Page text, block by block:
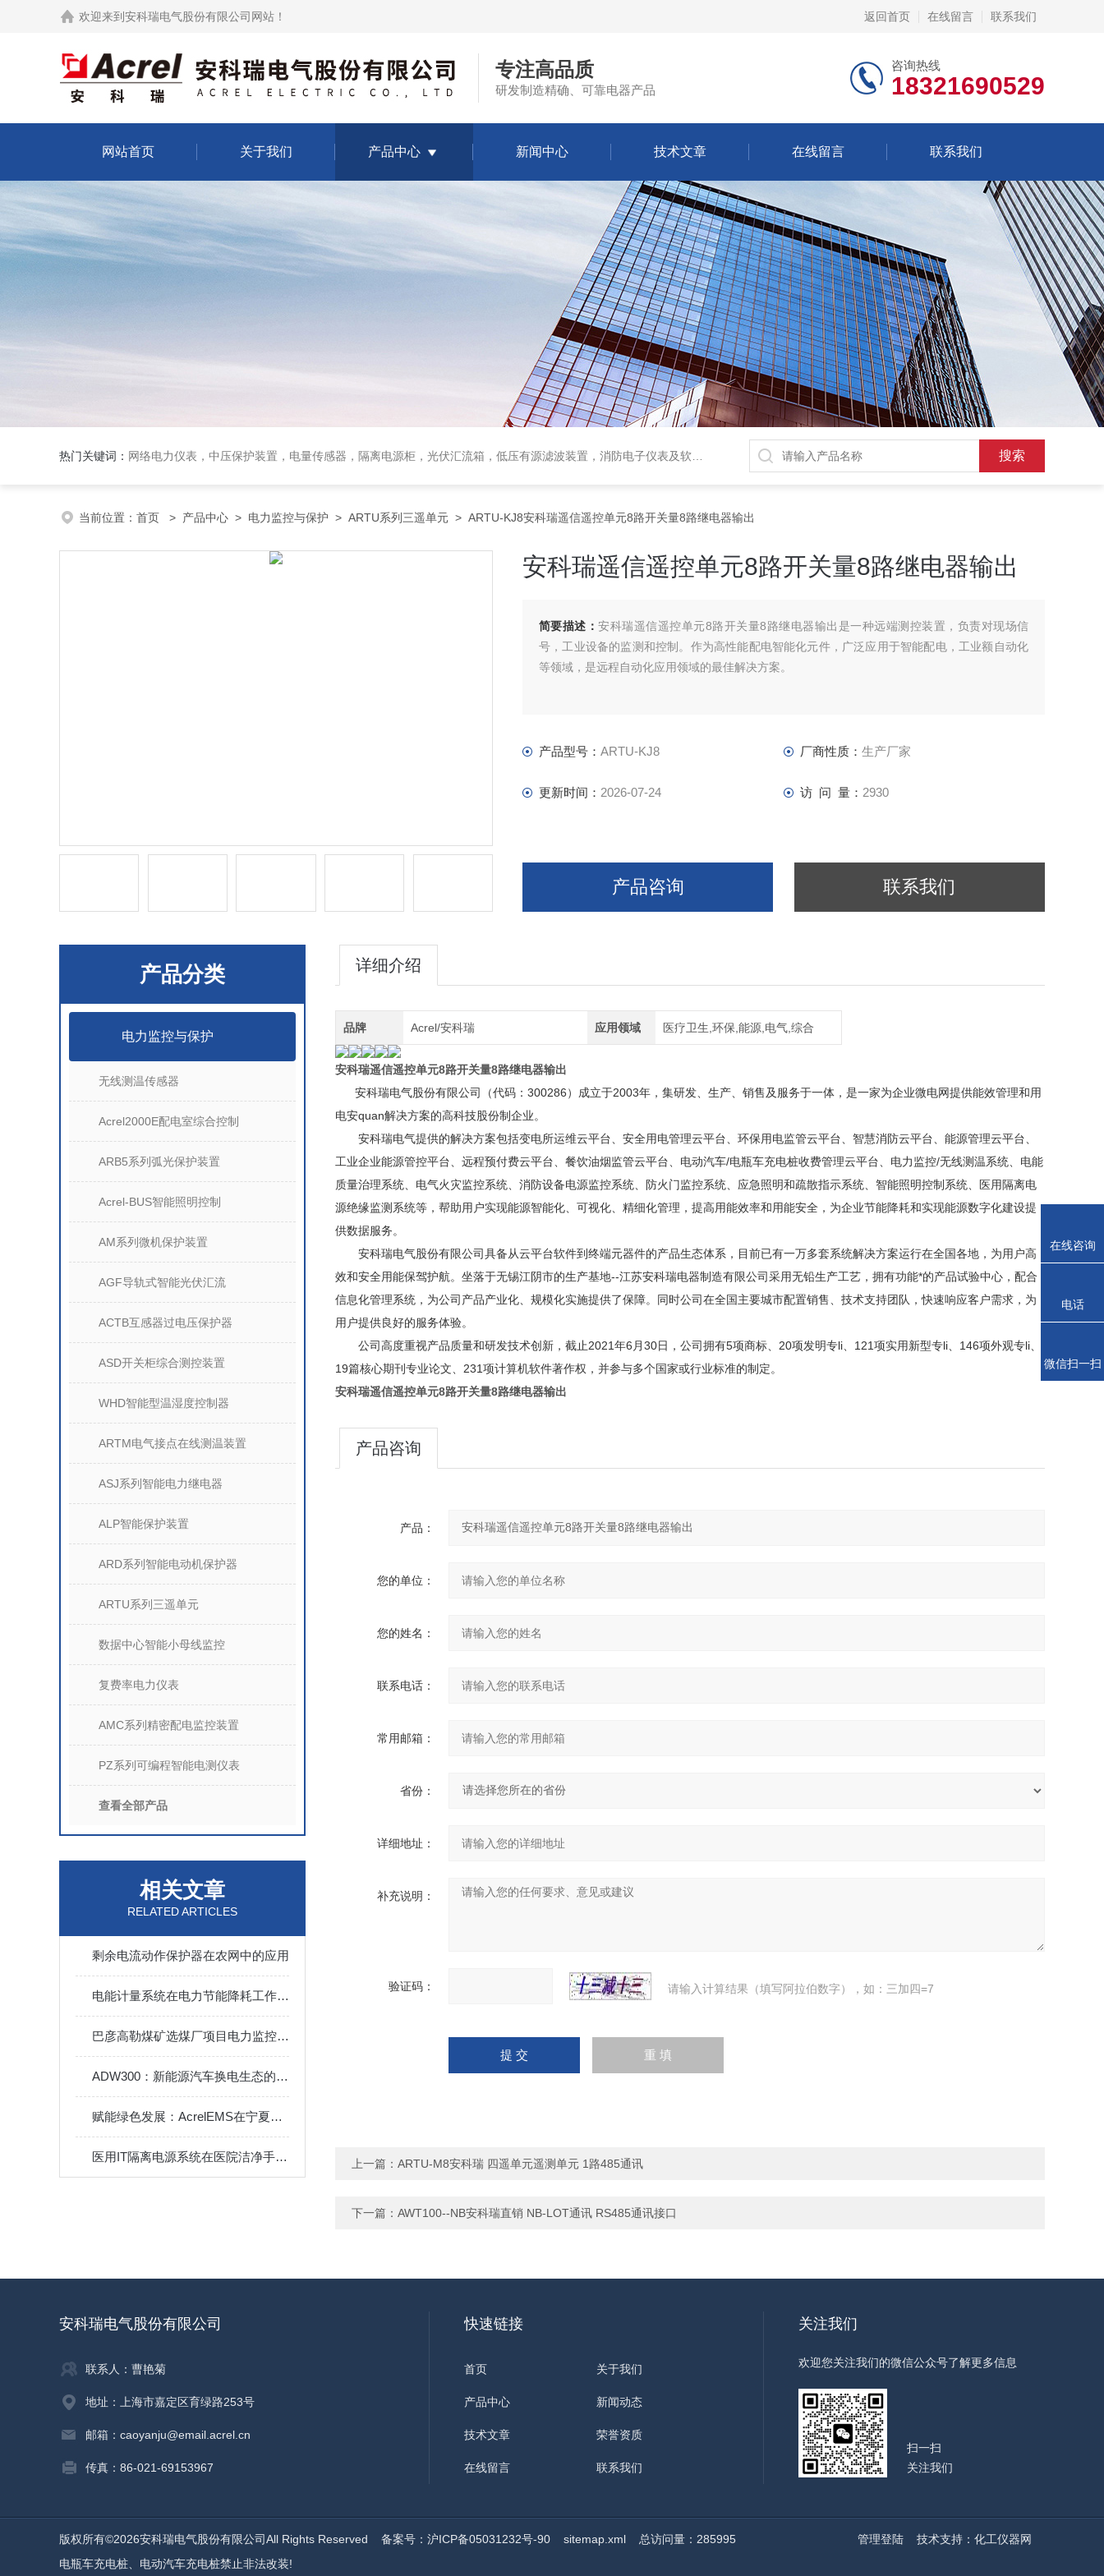
欢迎来到 安科瑞电气股份有限公司网站 ！ 返回首页 在线留言 联系我们
专注高品质
研发制造精确、可靠电器产品
咨询热线
18321690529
网站首页 关于我们 产品中心 新闻中心 技术文章 在线留言 联系我们
热门关键词： 网络电力仪表，中压保护装置，电量传感器，隔离电源柜，光伏汇流箱，低压有源滤波装置，消防电子仪表及软件保护装置
当前位置： 首页 > 产品中心 > 电力监控与保护 > ARTU系列三遥单元 > ARTU-KJ8安科瑞遥信遥控单元8路开关量8路继电器输出
安科瑞遥信遥控单元8路开关量8路继电器输出
简要描述：安科瑞遥信遥控单元8路开关量8路继电器输出是一种远端测控装置，负责对现场信
号，工业设备的监测和控制。作为高性能配电智能化元件，广泛应用于智能配电，工业额自动化
等领域，是远程自动化应用领域的最佳解决方案。
产品型号： ARTU-KJ8 厂商性质： 生产厂家
更新时间： 2026-07-24 访 问 量： 2930
产品咨询 联系我们
产品分类
电力监控与保护
无线测温传感器
Acrel2000E配电室综合控制
ARB5系列弧光保护装置
Acrel-BUS智能照明控制
AM系列微机保护装置
AGF导轨式智能光伏汇流
ACTB互感器过电压保护器
ASD开关柜综合测控装置
WHD智能型温湿度控制器
ARTM电气接点在线测温装置
ASJ系列智能电力继电器
ALP智能保护装置
ARD系列智能电动机保护器
ARTU系列三遥单元
数据中心智能小母线监控
复费率电力仪表
AMC系列精密配电监控装置
PZ系列可编程智能电测仪表
查看全部产品
相关文章
RELATED ARTICLES
剩余电流动作保护器在农网中的应用
电能计量系统在电力节能降耗工作中的应用
巴彦高勒煤矿选煤厂项目电力监控系统的设计与应用
ADW300：新能源汽车换电生态的 “精准计量基石”
赋能绿色发展：AcrelEMS在宁夏地区的深度落地与应用实践
医用IT隔离电源系统在医院洁净手术室的电气设计与应用
详细介绍
品牌 Acrel/安科瑞 应用领域 医疗卫生,环保,能源,电气,综合
安科瑞遥信遥控单元8路开关量8路继电器输出
安科瑞电气股份有限公司（代码：300286）成立于2003年，集研发、生产、销售及服务于一体，是一家为企业微电网提供能效管理和用
电安quan解决方案的高科技股份制企业。
安科瑞电气提供的解决方案包括变电所运维云平台、安全用电管理云平台、环保用电监管云平台、智慧消防云平台、能源管理云平台、
工业企业能源管控平台、远程预付费云平台、餐饮油烟监管云平台、电动汽车/电瓶车充电桩收费管理云平台、电力监控/无线测温系统、电能
质量治理系统、电气火灾监控系统、消防设备电源监控系统、防火门监控系统、应急照明和疏散指示系统、智能照明控制系统、医用隔离电
源绝缘监测系统等，帮助用户实现能源智能化、可视化、精细化管理，提高用能效率和用能安全，为企业节能降耗和实现能源数字化建设提
供数据服务。
安科瑞电气股份有限公司具备从云平台软件到终端元器件的产品生态体系，目前已有一万多套系统解决方案运行在全国各地，为用户高
效和安全用能保驾护航。坐落于无锡江阴市的生产基地--江苏安科瑞电器制造有限公司采用无铅生产工艺，拥有功能*的产品试验中心，配合
信息化管理系统，为公司产品产业化 、规模化实施提供了保障。同时公司在全国主要城市配置销售、技术支持团队，快速响应客户需求，为
用户提供良好的服务体验。
公司高度重视产品质量和研发技术创新，截止2021年6月30日，公司拥有5项商标、20项发明专li、121项实用新型专li、146项外观专li、
19篇核心期刊专业论文、231项计算机软件著作权，并参与多个国家或行业标准的制定。
安科瑞遥信遥控单元8路开关量8路继电器输出
产品咨询
产品：
您的单位：
您的姓名：
联系电话：
常用邮箱：
省份：
详细地址：
补充说明：
验证码： 请输入计算结果（填写阿拉伯数字），如：三加四=7
上一篇： ARTU-M8安科瑞 四遥单元遥测单元 1路485通讯
下一篇： AWT100--NB安科瑞直销 NB-LOT通讯 RS485通讯接口
安科瑞电气股份有限公司
联系人：曹艳菊
地址：上海市嘉定区育绿路253号
邮箱：caoyanju@email.acrel.cn
传真：86-021-69153967
快速链接
首页 关于我们
产品中心 新闻动态
技术文章 荣誉资质
在线留言 联系我们
关注我们
欢迎您关注我们的微信公众号了解更多信息
扫一扫
关注我们
版权所有©2026安科瑞电气股份有限公司All Rights Reserved 备案号：沪ICP备05031232号-90 sitemap.xml 总访问量：285995 管理登陆 技术支持： 化工仪器网
电瓶车充电桩、电动汽车充电桩禁止非法改装!
在线咨询
电话
微信扫一扫